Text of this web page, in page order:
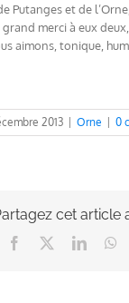
Putanges et de
merci à eux
aimons, tonique,
2013 Orne 0
cet article
Facebook